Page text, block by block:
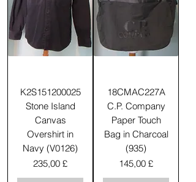
K2S151200025
Stone Island
Canvas
Overshirt in
Navy (V0126)
Pris
235,00 £
18CMAC227A
C.P. Company
Paper Touch
Bag in Charcoal
(935)
Pris
145,00 £